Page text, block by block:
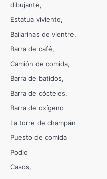
dibujante
Estatua viviente
Bailarinas de vientre
Barra de café
Camión de comida
Barra de batidos
Barra de cócteles
Barra de oxígeno
La torre de champán
Puesto de comida
Podio
Casos